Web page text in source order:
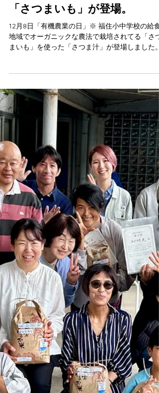
福住小中学校の給食に
12月8日「有機農業の日」※ 福住小中学校の給食
まいも」を使った「さつま汁」が登場しました。
(画像は福住小中学校WEBサイトより) また、先
も同じく校区にある畑で採れた「あじまるみ大
根」がポトフの具材として届けられました。 どち
らの野菜も、「福住地域営農組合」さんが栽培さ
れており、2022年より休耕田で地域に合ったオ
ガニック農法を試験的に始められました。 人にも
地球にも優しい農法で、持続可能な農業・産業の
創出に取り組まれています。 学校からほど近い畑
で採れる新鮮な食材、顔のみえる生産者さん。 次
世代に里山の風景を繋ぎ、身体を健やかに育む食
を届けていきたいと思っています。 ※有機農業の
日 「有機農業の推進に関する法律」（通称：有機
農業推進法）が成立してから10周年を記念し、
2016年に、12月8日が記念日「有機農業の日」と
て制定されています。